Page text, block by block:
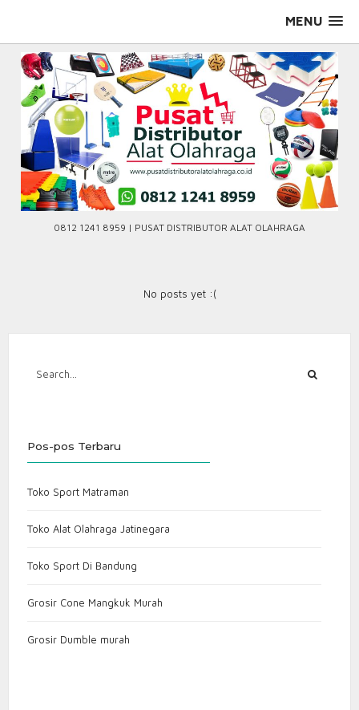
MENU
0812 1241 8959 | PUSAT DISTRIBUTOR ALAT OLAHRAGA
No posts yet :(
Pos-pos Terbaru
Toko Sport Matraman
Toko Alat Olahraga Jatinegara
Toko Sport Di Bandung
Grosir Cone Mangkuk Murah
Grosir Dumble murah